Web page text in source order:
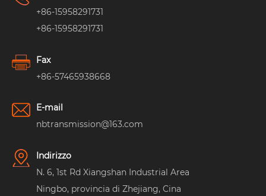
+86-15958291731
+86-15958291731
Fax
+86-57465938668
E-mail
nbtransmission@163.com
Indirizzo
N. 6, 1st Rd Xiangshan Industrial Area
Ningbo, provincia di Zhejiang, Cina